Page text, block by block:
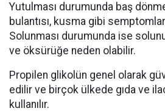
Yutulması durumunda baş
bulantısı, kusma gibi
Solunması durumunda ise
ve öksürüğe neden olabilir.
Propilen glikolün genel olarak
edilir ve birçok ülkede gıda ve
kullanılır.